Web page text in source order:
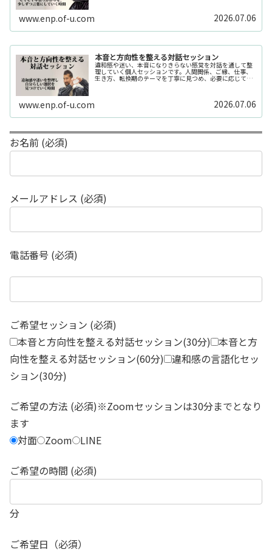
www.enp.of-u.com 2026.07.06
本音と方向性を整える対話セッション
違和感や迷い、本音になりきらない感覚を対話を通して整
理していく個人セッションです。人間関係、ご縁、仕事、
生き方、転換期のテーマを丁寧に見つめ、必要に応じてカ
www.enp.of-u.com 2026.07.06
お名前 (必須)
メールアドレス (必須)
電話番号 (必須)
ご希望セッション (必須)
本音と方向性を整える対話セッション(30分) 本音と方
向性を整える対話セッション(60分) 違和感の言語化セッ
ション(30分)
ご希望の方法 (必須)※Zoomセッションは30分までとなり
ます
対面 Zoom LINE
ご希望の時間 (必須)
分
ご希望日（必須）